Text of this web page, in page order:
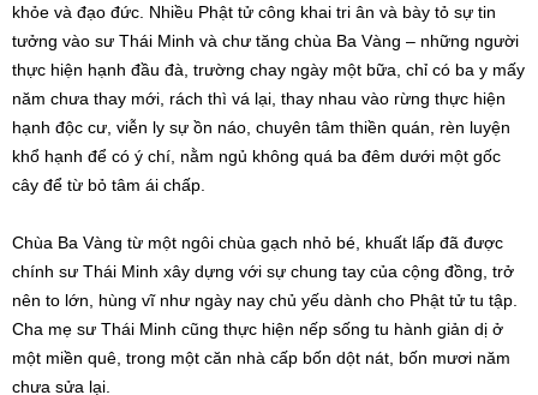
khỏe và đạo đức. Nhiều Phật tử công khai tri ân và bày tỏ sự tin
tưởng vào sư Thái Minh và chư tăng chùa Ba Vàng – những người
thực hiện hạnh đầu đà, trường chay ngày một bữa, chỉ có ba y mấy
năm chưa thay mới, rách thì vá lại, thay nhau vào rừng thực hiện
hạnh độc cư, viễn ly sự ồn náo, chuyên tâm thiền quán, rèn luyện
khổ hạnh để có ý chí, nằm ngủ không quá ba đêm dưới một gốc
cây để từ bỏ tâm ái chấp.
Chùa Ba Vàng từ một ngôi chùa gạch nhỏ bé, khuất lấp đã được
chính sư Thái Minh xây dựng với sự chung tay của cộng đồng, trở
nên to lớn, hùng vĩ như ngày nay chủ yếu dành cho Phật tử tu tập.
Cha mẹ sư Thái Minh cũng thực hiện nếp sống tu hành giản dị ở
một miền quê, trong một căn nhà cấp bốn dột nát, bốn mươi năm
chưa sửa lại.